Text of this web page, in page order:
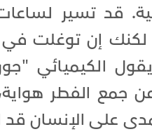
قد تسير
لكنك إن توغلت
الكيميائي
جمع الفطر
على الإنسان قد